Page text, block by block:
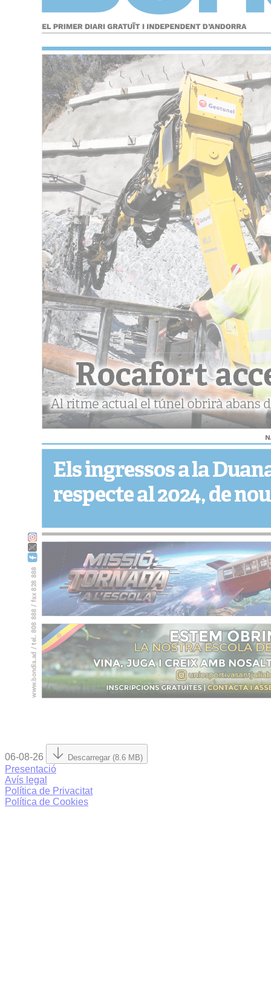
06-08-26 Descarregar (8.6 MB)
Presentació
Avís legal
Política de Privacitat
Política de Cookies